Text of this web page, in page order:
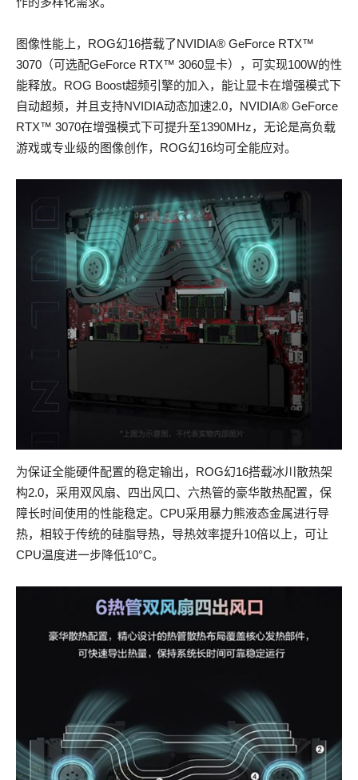
图像性能上，ROG幻16搭载了NVIDIA® GeForce RTX™
3070（可选配GeForce RTX™ 3060显卡），可实现100W的性
能释放。ROG Boost超频引擎的加入，能让显卡在增强模式下
自动超频，并且支持NVIDIA动态加速2.0，NVIDIA® GeForce
RTX™ 3070在增强模式下可提升至1390MHz，无论是高负载
游戏或专业级的图像创作，ROG幻16均可全能应对。
为保证全能硬件配置的稳定输出，ROG幻16搭载冰川散热架
构2.0，采用双风扇、四出风口、六热管的豪华散热配置，保
障长时间使用的性能稳定。CPU采用暴力熊液态金属进行导
热，相较于传统的硅脂导热，导热效率提升10倍以上，可让
CPU温度进一步降低10°C。